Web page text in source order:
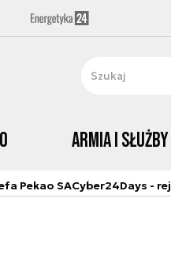
Armia i Służby
Pekao SACyber24Days -